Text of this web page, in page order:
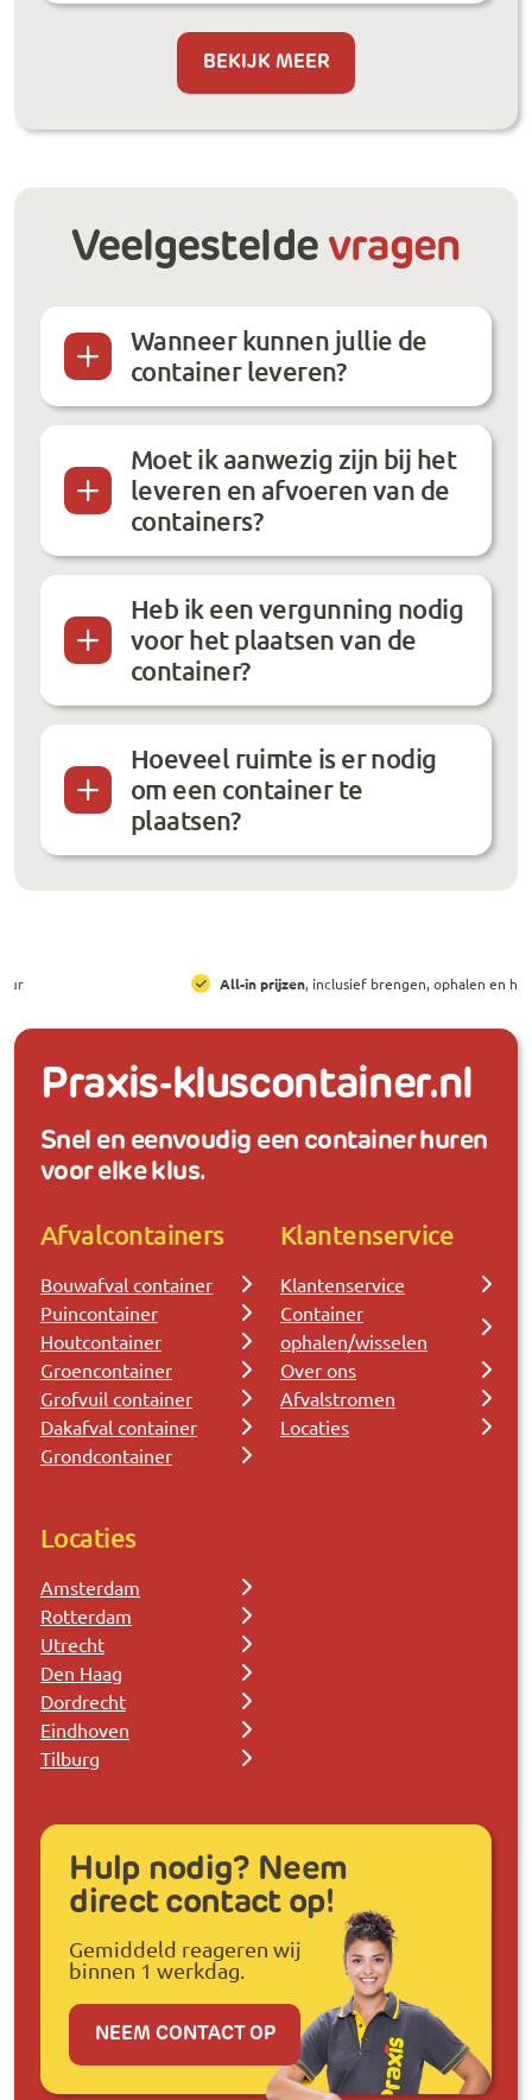
BEKIJK MEER
Veelgestelde vragen
Wanneer kunnen jullie de
container leveren?
Moet ik aanwezig zijn bij het
leveren en afvoeren van de
containers?
Heb ik een vergunning nodig
voor het plaatsen van de
container?
Hoeveel ruimte is er nodig
om een container te
plaatsen?
All-in prijzen, inclusief brengen, ophalen en huur
Praxis-kluscontainer.nl
Snel en eenvoudig een container huren
voor elke klus.
Afvalcontainers
Bouwafval container
Puincontainer
Houtcontainer
Groencontainer
Grofvuil container
Dakafval container
Grondcontainer
Klantenservice
Klantenservice
Container
ophalen/wisselen
Over ons
Afvalstromen
Locaties
Locaties
Amsterdam
Rotterdam
Utrecht
Den Haag
Dordrecht
Eindhoven
Tilburg
Hulp nodig? Neem
direct contact op!
Gemiddeld reageren wij
binnen 1 werkdag.
NEEM CONTACT OP